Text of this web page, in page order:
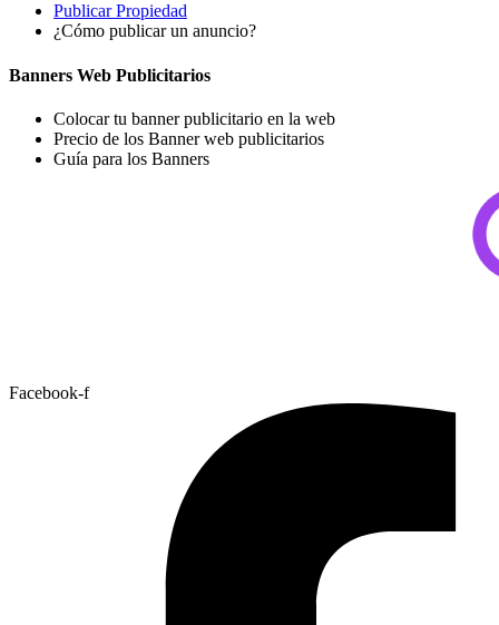
Publicar Propiedad
¿Cómo publicar un anuncio?
Banners Web Publicitarios
Colocar tu banner publicitario en la web
Precio de los Banner web publicitarios
Guía para los Banners
Facebook-f